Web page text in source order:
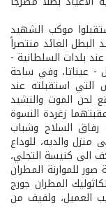
موكب الشهيد
البطل العائد منتصراً
بلدات السلطانية -
- عيناتا، وفي ساحة
التي استقبلته عند
لحن الموت والنشيد
زغردة النسوة
رفاق السلاح وشباب
منزل والديه، للوداع
الى كنيسة التجلي،
للموارنة المطران
المطران جورج
العميل، ولفيف من